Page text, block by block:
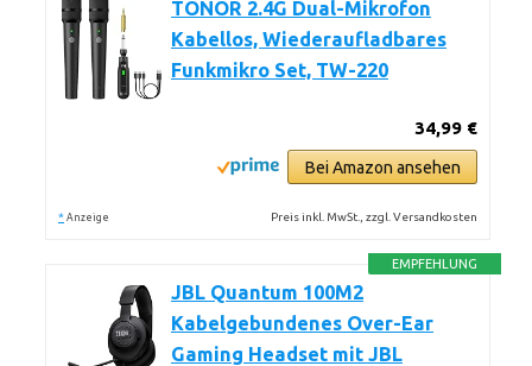
TONOR 2.4G Dual-Mikrofon
Kabellos, Wiederaufladbares
Funkmikro Set, TW-220
34,99 €
Bei Amazon ansehen
* Anzeige Preis inkl. MwSt., zzgl. Versandkosten
EMPFEHLUNG
JBL Quantum 100M2
Kabelgebundenes Over-Ear
Gaming Headset mit JBL